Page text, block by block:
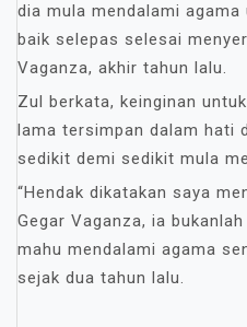
dia mula mendalami
baik selepas selesai
Vaganza, akhir tahun lalu.
Zul berkata, keinginan
lama tersimpan dalam hati
sedikit demi sedikit mula
“Hendak dikatakan saya
Gegar Vaganza, ia
mahu mendalami agama
sejak dua tahun lalu.